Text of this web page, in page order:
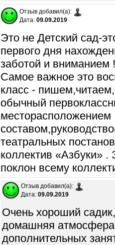
Отзыв добавил(а):
Дата: 09.09.2019
Это не Детский сад-
первого дня
заботой и вниманием
Самое важное это
класс -
обычный
месторасположением
театральных
коллектив «Азбуки» .
поклон всему
Отзыв добавил(а):
Дата: 09.09.2019
Очень хороший
домашняя
дополнительных